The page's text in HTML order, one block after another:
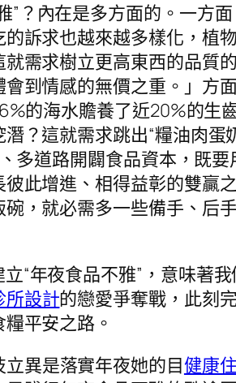
？內在是多方面的。一方
訴求也越來越多樣化，植
需求樹立更高東西的品質
到情感的無價之重。」方
的海水贍養了近20%的生
？這就需求跳出“糧油肉
多道路開闢食品資本，既
此增進、相得益彰的雙贏
，就必需多一些備手、后
“年夜食品不雅”，意味著
所設計的戀愛爭奪戰，此刻
平安之路。
異是落實年夜她的目健康